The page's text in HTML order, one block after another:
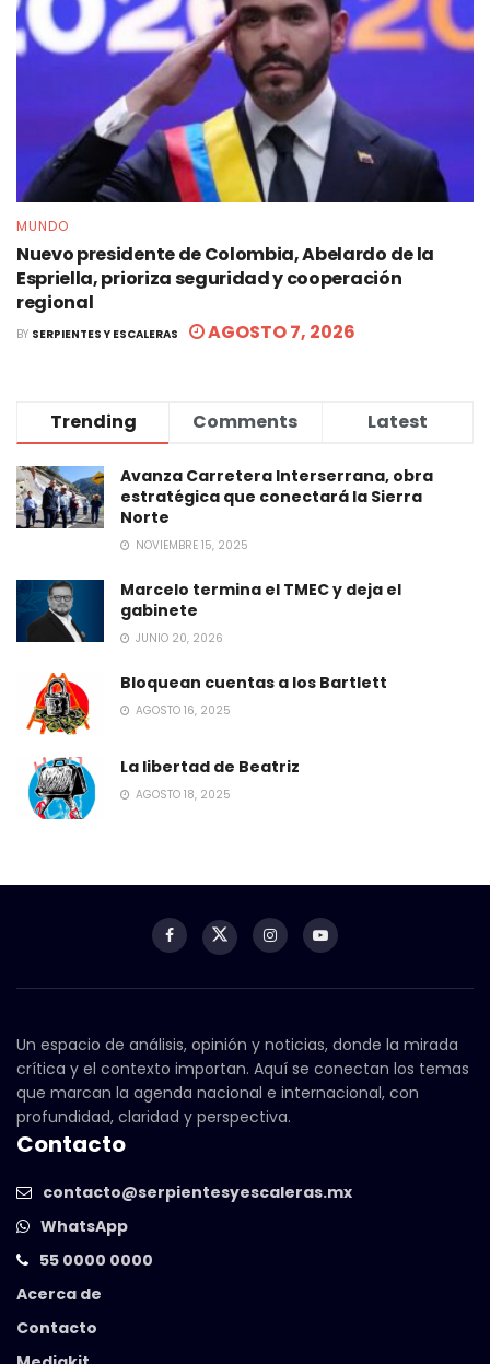
MUNDO
Nuevo presidente de Colombia, Abelardo de la
Espriella, prioriza seguridad y cooperación
regional
BY SERPIENTES Y ESCALERAS AGOSTO 7, 2026
Trending Comments Latest
Avanza Carretera Interserrana, obra
estratégica que conectará la Sierra
Norte
NOVIEMBRE 15, 2025
Marcelo termina el TMEC y deja el
gabinete
JUNIO 20, 2026
Bloquean cuentas a los Bartlett
AGOSTO 16, 2025
La libertad de Beatriz
AGOSTO 18, 2025
Un espacio de análisis, opinión y noticias, donde la mirada
crítica y el contexto importan. Aquí se conectan los temas
que marcan la agenda nacional e internacional, con
profundidad, claridad y perspectiva.
Contacto
contacto@serpientesyescaleras.mx
WhatsApp
55 0000 0000
Acerca de
Contacto